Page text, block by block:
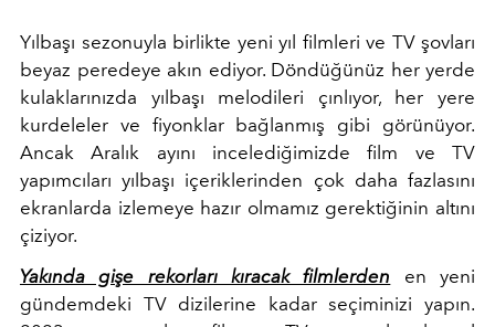
Yılbaşı sezonuyla birlikte yeni yıl filmleri ve TV şovları
beyaz peredeye akın ediyor. Döndüğünüz her yerde
kulaklarınızda yılbaşı melodileri çınlıyor, her yere
kurdeleler ve fiyonklar bağlanmış gibi görünüyor.
Ancak Aralık ayını incelediğimizde film ve TV
yapımcıları yılbaşı içeriklerinden çok daha fazlasını
ekranlarda izlemeye hazır olmamız gerektiğinin altını
çiziyor.
Yakında gişe rekorları kıracak filmlerden en yeni
gündemdeki TV dizilerine kadar seçiminizi yapın.